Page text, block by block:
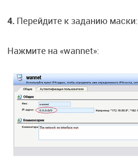
4. Перейдите к заданию маски:
Нажмите на «wannet»: